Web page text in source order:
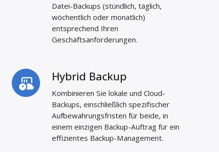
Datei-Backups (stündlich, täglich,
wöchentlich oder monatlich)
entsprechend Ihren
Geschäftsanforderungen.
Hybrid Backup
Kombinieren Sie lokale und Cloud-
Backups, einschließlich spezifischer
Aufbewahrungsfristen für beide, in
einem einzigen Backup-Auftrag für ein
effizientes Backup-Management.
Hybrid
Backup